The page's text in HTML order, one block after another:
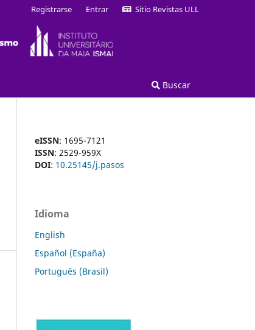
Buscar
Registrarse Entrar Sitio Revistas ULL
eISSN: 1695-7121
ISSN: 2529-959X
DOI: 10.25145/j.pasos
Idioma
English
Español (España)
Português (Brasil)